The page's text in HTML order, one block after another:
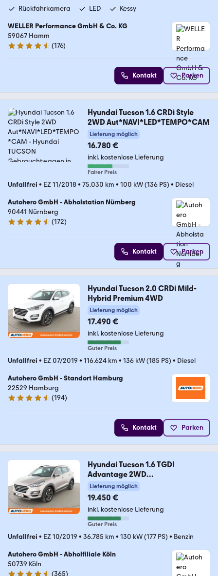
Rückfahrkamera
LED Kessy
WELLER Performance GmbH & Co. KG
59067 Hamm
4.6 Sterne
(176)
Kontakt Parken
Hyundai Tucson 1.6 CRDi Style
2WD Aut*NAVI*LED*TEMPO*CAM
Lieferung möglich
16.780 €
inkl. kostenlose Lieferung
Fairer Preis
Unfallfrei • EZ 11/2018• 75.030 km • 100 kW (136 PS) • Diesel
Autohero GmbH - Abholstation Nürnberg
90441 Nürnberg
4.5 Sterne
(172)
Kontakt Parken
Hyundai Tucson 2.0 CRDi Mild-
Hybrid Premium 4WD
Lieferung möglich
17.490 €
inkl. kostenlose Lieferung
Guter Preis
Unfallfrei • EZ 07/2019 • 116.624 km • 136 kW (185 PS) • Diesel
Autohero GmbH - Standort Hamburg
22529 Hamburg
4.6 Sterne
(194)
Kontakt Parken
Hyundai Tucson 1.6 TGDI
Advantage 2WD
Aut.*NAVI*CAM*SHZ*
Lieferung möglich
19.450 €
inkl. kostenlose Lieferung
Guter Preis
Unfallfrei • EZ 10/2019 • 36.785 km • 130 kW (177 PS) • Benzin
Autohero GmbH - Abholfiliale Köln
50739 Köln
(365)